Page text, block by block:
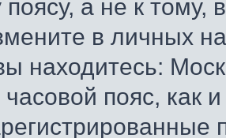
а не к тому,
в личных
находитесь:
пояс, как